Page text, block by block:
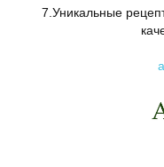
7.Уникальные